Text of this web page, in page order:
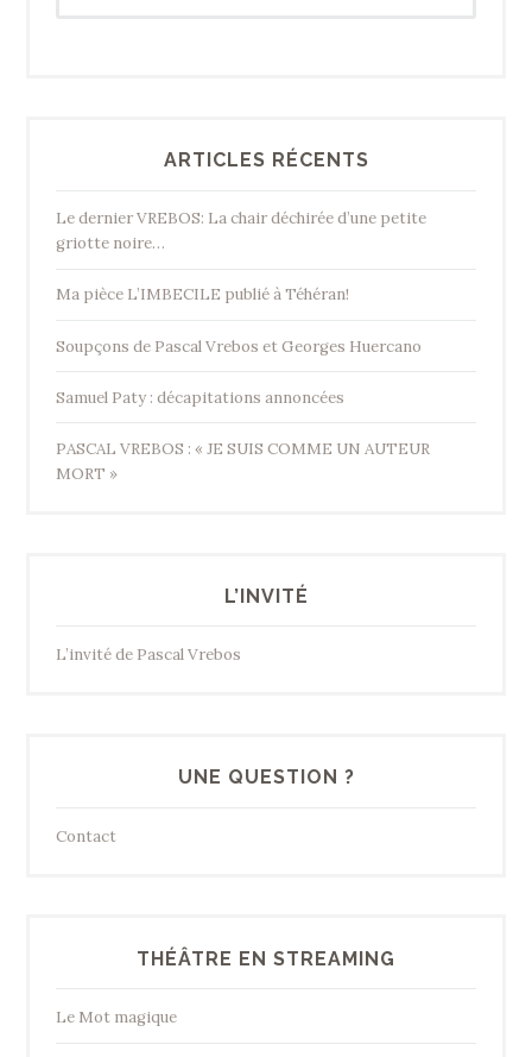
ARTICLES RÉCENTS
Le dernier VREBOS: La chair déchirée d’une petite
griotte noire…
Ma pièce L’IMBECILE publié à Téhéran!
Soupçons de Pascal Vrebos et Georges Huercano
Samuel Paty : décapitations annoncées
PASCAL VREBOS : « JE SUIS COMME UN AUTEUR
MORT »
L’INVITÉ
L’invité de Pascal Vrebos
UNE QUESTION ?
Contact
THÉÂTRE EN STREAMING
Le Mot magique